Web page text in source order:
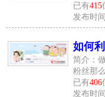
已有415
发布时
如何
简介：
粉丝那
已有406
发布时